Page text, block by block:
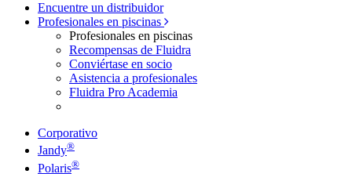
Encuentre un distribuidor
Profesionales en piscinas
Profesionales en piscinas
Recompensas de Fluidra
Conviértase en socio
Asistencia a profesionales
Fluidra Pro Academia
Corporativo
Jandy®
Polaris®